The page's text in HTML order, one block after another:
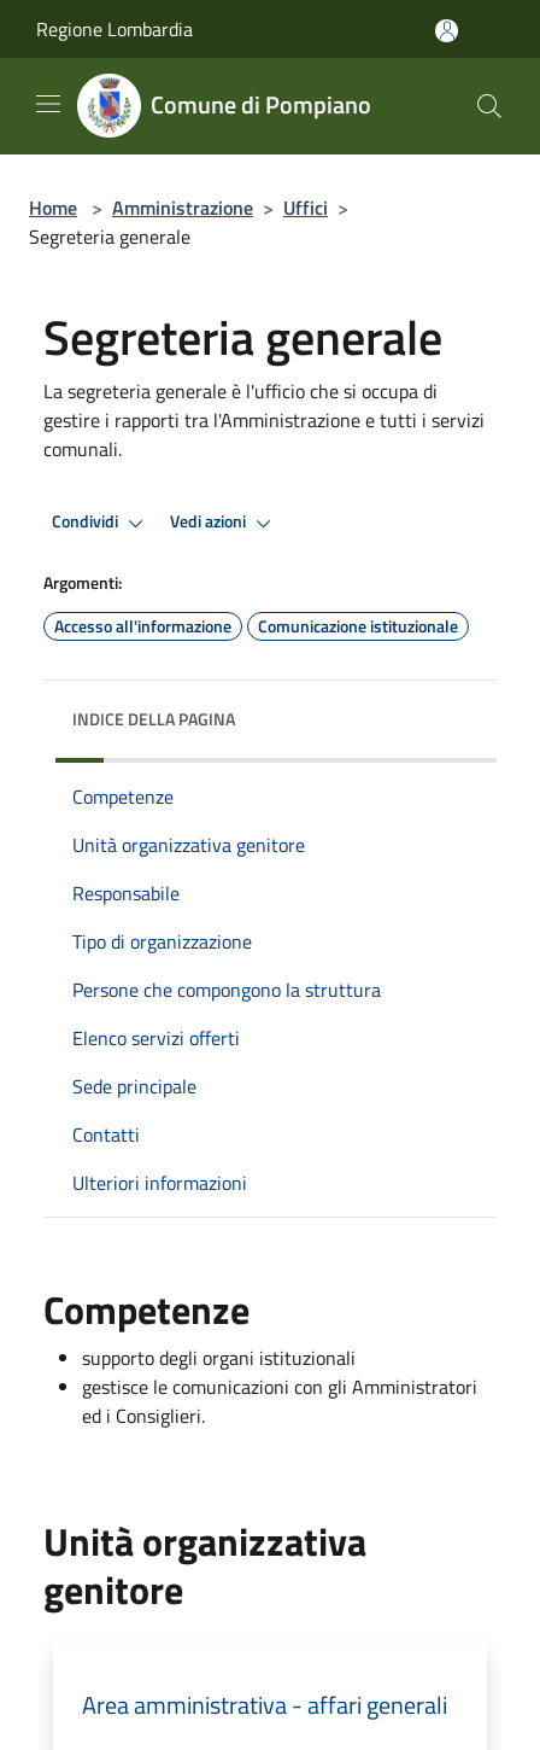
Regione Lombardia
Comune di Pompiano
Home > Amministrazione > Uffici >
Segreteria generale
Segreteria generale
La segreteria generale è l'ufficio che si occupa di
gestire i rapporti tra l'Amministrazione e tutti i servizi
comunali.
Condividi Vedi azioni
Argomenti:
Accesso all'informazione
Comunicazione istituzionale
INDICE DELLA PAGINA
Competenze
Unità organizzativa genitore
Responsabile
Tipo di organizzazione
Persone che compongono la struttura
Elenco servizi offerti
Sede principale
Contatti
Ulteriori informazioni
Competenze
supporto degli organi istituzionali
gestisce le comunicazioni con gli Amministratori
ed i Consiglieri.
Unità organizzativa
genitore
Area amministrativa - affari generali